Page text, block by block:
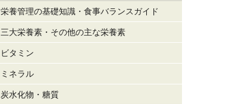
栄養管理の基礎知識・食事バランスガイド
三大栄養素・その他の主な栄養素
ビタミン
ミネラル
炭水化物・糖質